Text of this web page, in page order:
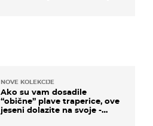
NOVE KOLEKCIJE
Ako su vam dosadile
“obične” plave traperice, ove
jeseni dolazite na svoje -